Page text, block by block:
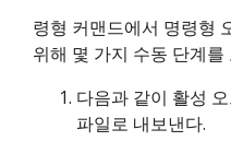
령형 커맨드에서 명령형
위해 몇 가지 수동 단계를
다음과 같이 활성
파일로 내보낸다.